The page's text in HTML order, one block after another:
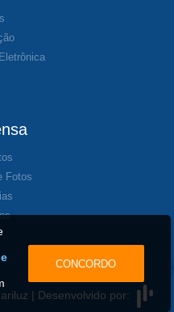
Fotos
| Desenvolvido por:
CONCORDO